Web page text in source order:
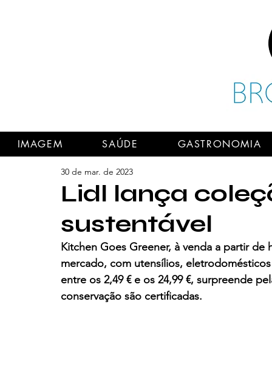
IMAGEM SAÚDE GASTRONOMIA
Lidl lança
sustentável
30 de mar. de 2023
Kitchen Goes Greener, à venda a partir
mercado, com utensílios,
entre os 2,49 € e os 24,99 €, surpreende
conservação são certificadas.